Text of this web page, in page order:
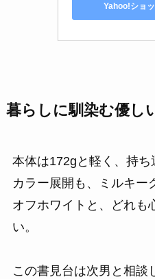
Yahoo!ショ
暮らしに馴染む優し
本体は172gと軽く、持ち
カラー展開も、ミルキー
オフホワイトと、どれも
い。
この書見台は次男と相談